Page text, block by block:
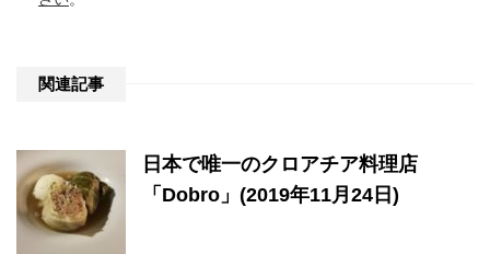
関連記事
日本で唯一のクロアチア料理店
「Dobro」(2019年11月24日)